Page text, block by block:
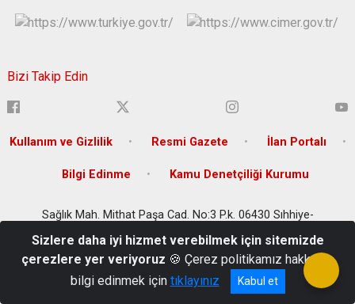
Bizi Takip Edin
Kullanım ve Gizlilik Resmi Gazete İlan Portalı
Bilgi Edinme Kamu Denetçiliği Kurumu
Sağlık Mah. Mithat Paşa Cad. No:3 P.k. 06430 Sıhhiye-
+90 (312) 306 66 66
Sizlere daha iyi hizmet verebilmek için sitemizde
çerezlere yer veriyoruz 🍪 Çerez politikamız hakkında
bilgi edinmek için tıklayınız Kabul et